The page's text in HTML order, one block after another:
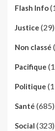
Flash Info
Justice (29)
Non classé
Pacifique
Politique
Santé (685)
Social (323)